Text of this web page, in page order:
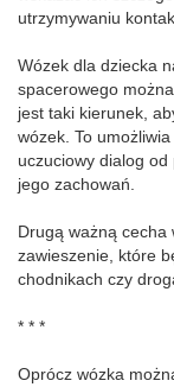
utrzymywaniu
Wózek dla dziecka
spacerowego
jest taki kierunek,
wózek. To
uczuciowy dialog
jego zachowań.
Drugą ważną cecha
zawieszenie, które
chodnikach czy
* * *
Oprócz wózka